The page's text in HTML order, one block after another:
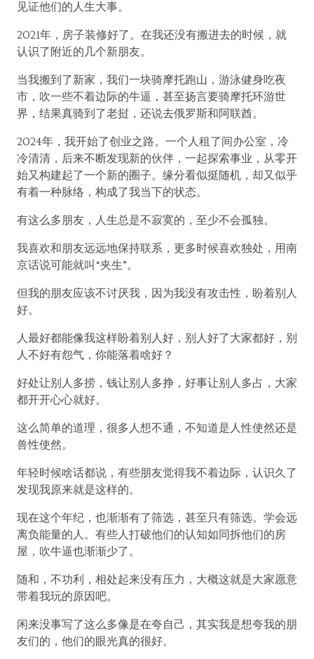
见证他们的人生大事。
2021年，房子装修好了。在我还没有搬进去的时候，就
认识了附近的几个新朋友。
当我搬到了新家，我们一块骑摩托跑山，游泳健身吃夜
市，吹一些不着边际的牛逼，甚至扬言要骑摩托环游世
界，结果真骑到了老挝，还说去俄罗斯和阿联酋。
2024年，我开始了创业之路。一个人租了间办公室，冷
冷清清，后来不断发现新的伙伴，一起探索事业，从零开
始又构建起了一个新的圈子。缘分看似挺随机，却又似乎
有着一种脉络，构成了我当下的状态。
有这么多朋友，人生总是不寂寞的，至少不会孤独。
我喜欢和朋友远远地保持联系，更多时候喜欢独处，用南
京话说可能就叫“夹生”。
但我的朋友应该不讨厌我，因为我没有攻击性，盼着别人
好。
人最好都能像我这样盼着别人好，别人好了大家都好，别
人不好有怨气，你能落着啥好？
好处让别人多捞，钱让别人多挣，好事让别人多占，大家
都开开心心就好。
这么简单的道理，很多人想不通，不知道是人性使然还是
兽性使然。
年轻时候啥话都说，有些朋友觉得我不着边际，认识久了
发现我原来就是这样的。
现在这个年纪，也渐渐有了筛选，甚至只有筛选。学会远
离负能量的人。有些人打破他们的认知如同拆他们的房
屋，吹牛逼也渐渐少了。
随和，不功利，相处起来没有压力，大概这就是大家愿意
带着我玩的原因吧。
闲来没事写了这么多像是在夸自己，其实我是想夸我的朋
友们的，他们的眼光真的很好。